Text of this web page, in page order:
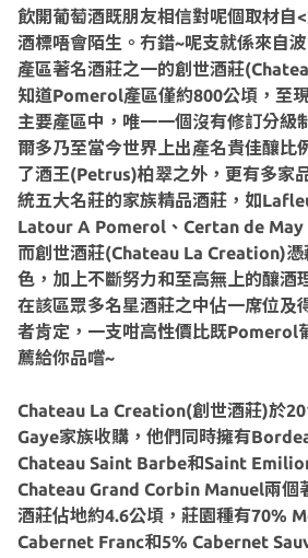
飲開葡萄酒既朋友相信對呢個取材自
酒標唔會陌生。冇錯~呢支就係來自
產區著名酒莊之一的創世酒莊
知道Pomerol產區僅約800公頃，至
主要產區中，唯一一個沒有修訂分級
爾多乃至當今世界上出產名貴佳釀比
了酒王(Petrus)柏翠之外，更有多家
統五大名莊的家族精品酒莊，如
Latour A Pomerol、Certan de May
而創世酒莊(Chateau La Creation)憑
色，加上不斷努力和至高無上的釀酒
在該區眾多名星酒莊之中佔一席位及
者肯定，一支咁高性價比既Pomerol
薦給你品嚐~
Chateau La Creation(創世酒莊)於
Gaye家族收購，他們同時擁有
Chateau Saint Barbe和Saint
Chateau Grand Corbin Manuel兩個
酒莊佔地約4.6公頃，莊園種有70%
Cabernet Franc和5% Cabernet